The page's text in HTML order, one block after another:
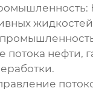
жидкостей
потока нефти,